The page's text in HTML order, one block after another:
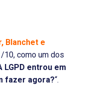
Blanchet e
10, como um dos
LGPD entrou em
fazer agora?“.